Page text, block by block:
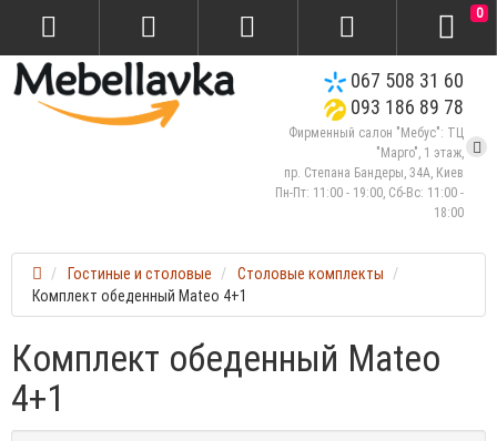
067 508 31 60
093 186 89 78
Фирменный салон "Мебус": ТЦ
"Марго", 1 этаж,
пр. Степана Бандеры, 34А, Киев
Пн-Пт: 11:00 - 19:00, Сб-Вс: 11:00 -
18:00
0
Гостиные и столовые
Столовые комплекты
Комплект обеденный Mateo 4+1
Комплект обеденный Mateo
4+1